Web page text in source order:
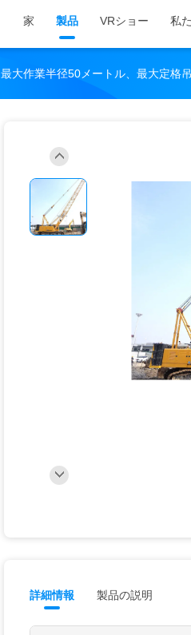
家 製品 VRショー 私
最大作業半径50メートル、最大定格
詳細情報 製品の説明